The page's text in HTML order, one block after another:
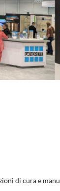
di cura e